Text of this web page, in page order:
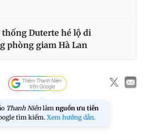
thống Duterte hé lộ di
phòng giam Hà Lan
Thanh Niên làm nguồn ưu tiên
tìm kiếm.Xem hướng dẫn.